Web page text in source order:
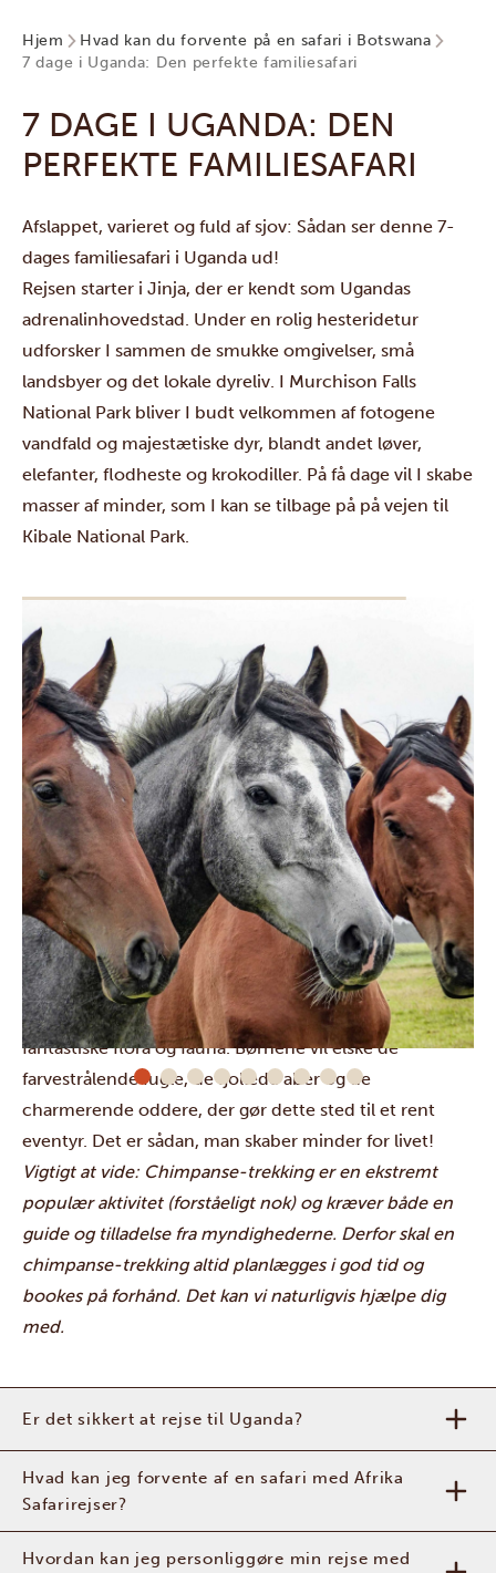
Hjem
Hvad kan du forvente på en safari i Botswana
7 dage i Uganda: Den perfekte familiesafari
7 DAGE I UGANDA: DEN
PERFEKTE FAMILIESAFARI
Afslappet, varieret og fuld af sjov: Sådan ser denne 7-
dages familiesafari i Uganda ud!
Rejsen starter i Jinja, der er kendt som Ugandas
adrenalinhovedstad. Under en rolig hesteridetur
udforsker I sammen de smukke omgivelser, små
landsbyer og det lokale dyreliv. I Murchison Falls
National Park bliver I budt velkommen af fotogene
vandfald og majestætiske dyr, blandt andet løver,
elefanter, flodheste og krokodiller. På få dage vil I skabe
masser af minder, som I kan se tilbage på på vejen til
Kibale National Park.
I Kibales frodige, smaragdgrønne skov tager I sammen
på chimpanse-trekking, og under en sumpvandring i
Bigodi Wetland Sanctuary kan I beundre den
fantastiske flora og fauna. Børnene vil elske de
farvestrålende fugle, de fjollede aber og de
charmerende oddere, der gør dette sted til et rent
eventyr. Det er sådan, man skaber minder for livet!
Vigtigt at vide: Chimpanse-trekking er en ekstremt
populær aktivitet (forståeligt nok) og kræver både en
guide og tilladelse fra myndighederne. Derfor skal en
chimpanse-trekking altid planlægges i god tid og
bookes på forhånd. Det kan vi naturligvis hjælpe dig
med.
Er det sikkert at rejse til Uganda?
Hvad kan jeg forvente af en safari med Afrika
Safarirejser?
Hvordan kan jeg personliggøre min rejse med